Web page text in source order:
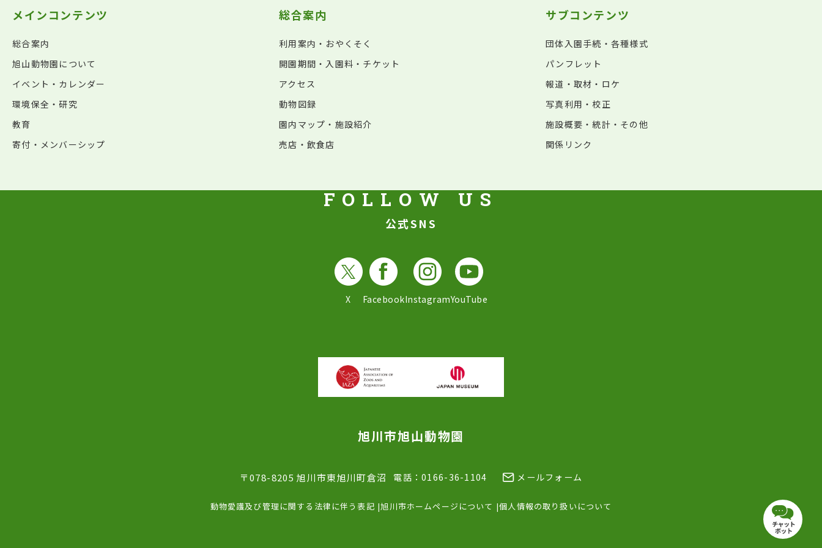
チャッ
メインコンテンツ
総合案内
旭山動物園について
イベント・カレンダー
環境保全・研究
教育
寄付・メンバーシップ
総合案内
利用案内・おやくそく
開園期間・入園料・チケット
アクセス
動物図録
園内マップ・施設紹介
売店・飲食店
サブコンテンツ
団体入園手続・各種様式
パンフレット
報道・取材・ロケ
写真利用・校正
施設概要・統計・その他
関係リンク
公式SNS
X FacebookInstagramYouTube
旭川市旭山動物園
〒078-8205 旭川市東旭川町倉沼 電話：0166-36-1104 メールフォーム
動物愛護及び管理に関する法律に伴う表記 旭川市ホームページについて 個人情報の取り扱いについて